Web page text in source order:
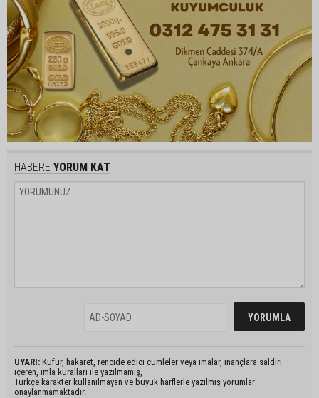
HABERE YORUM KAT
UYARI: Küfür, hakaret, rencide edici cümleler veya imalar, inançlara saldırı
içeren, imla kuralları ile yazılmamış,
Türkçe karakter kullanılmayan ve büyük harflerle yazılmış yorumlar
onaylanmamaktadır.